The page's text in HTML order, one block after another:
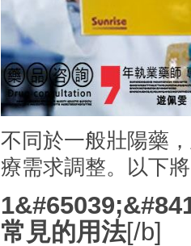
不同於一般壯陽藥，
療需求調整。以下
常見的用法[/b]